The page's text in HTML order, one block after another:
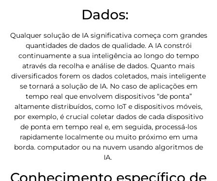
Dados:
Qualquer solução de IA significativa começa com grandes
quantidades de dados de qualidade. A IA constrói
continuamente a sua inteligência ao longo do tempo
através da recolha e análise de dados. Quanto mais
diversificados forem os dados coletados, mais inteligente
se tornará a solução de IA. No caso de aplicações em
tempo real que envolvem dispositivos “de ponta”
altamente distribuídos, como IoT e dispositivos móveis,
por exemplo, é crucial coletar dados de cada dispositivo
de ponta em tempo real e, em seguida, processá-los
rapidamente localmente ou muito próximo em uma
borda. computador ou na nuvem usando algoritmos de
IA.
Conhecimento específico de